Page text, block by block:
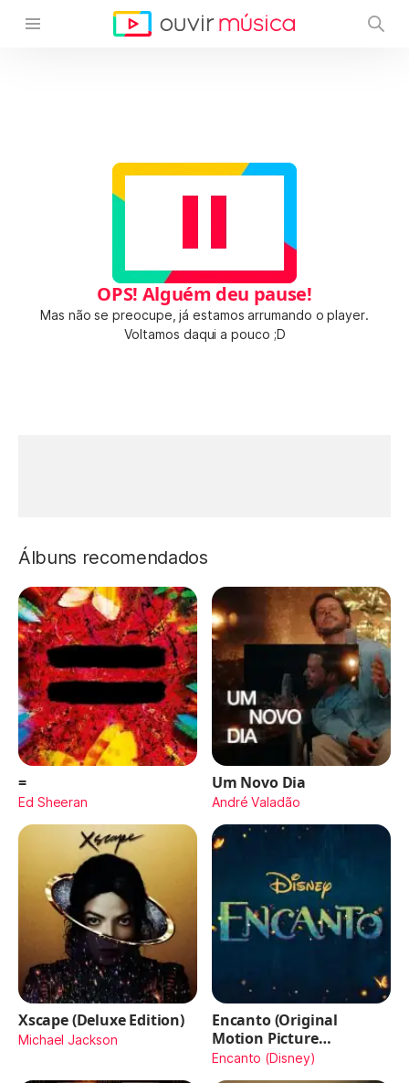
OPS! Alguém deu pause!
Mas não se preocupe, já estamos arrumando o player.
Voltamos daqui a pouco ;D
Álbuns recomendados
=
Ed Sheeran
Um Novo Dia
André Valadão
Xscape (Deluxe Edition)
Michael Jackson
Encanto (Original
Motion Picture
Soundtrack)
Encanto (Disney)